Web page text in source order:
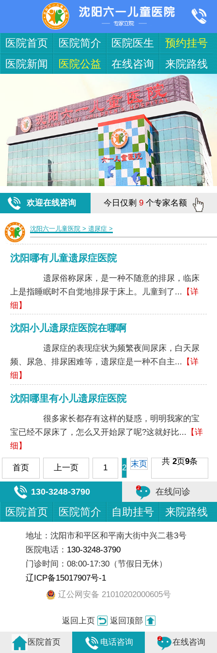
医院首页 医院简介 医院医生
预约挂号
医院新闻
医院公益 在线咨询 来院路线
欢迎在线咨询 今日仅剩 9 个专家名额
沈阳六一儿童医院> 遗尿症 >
沈阳哪有儿童遗尿症医院
遗尿俗称尿床，是一种不随意的排尿，临床
上是指睡眠时不自觉地排尿于床上。儿童到了... 【详
细】
沈阳小儿遗尿症医院在哪啊
遗尿症的表现症状为频繁夜间尿床，白天尿
频、尿急、排尿困难等，遗尿症是一种不自主... 【详
细】
沈阳哪里有小儿遗尿症医院
很多家长都存有这样的疑惑，明明我家的宝
宝已经不尿床了，怎么又开始尿了呢?这就好比... 【详
细】
首页 上一页 1 2 末页 共2页9条
130-3248-3790 在线问诊
医院首页 医院简介 自助挂号 来院路线
地址：沈阳市和平区和平南大街中兴二巷3号
医院电话： 130-3248-3790
门诊时间：08:00-17:30（节假日无休）
辽ICP备15017907号-1
辽公网安备 21010202000605号
返回上页 返回顶部
医院首页 电话咨询 在线咨询